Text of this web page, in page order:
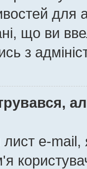
для
що ви
з
e-mail,